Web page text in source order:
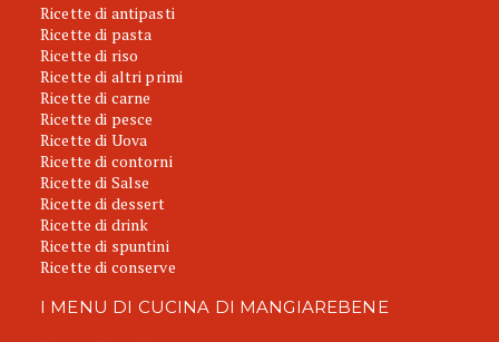
Ricette di antipasti
Ricette di pasta
Ricette di riso
Ricette di altri primi
Ricette di carne
Ricette di pesce
Ricette di Uova
Ricette di contorni
Ricette di Salse
Ricette di dessert
Ricette di drink
Ricette di spuntini
Ricette di conserve
I MENU DI CUCINA DI MANGIAREBENE